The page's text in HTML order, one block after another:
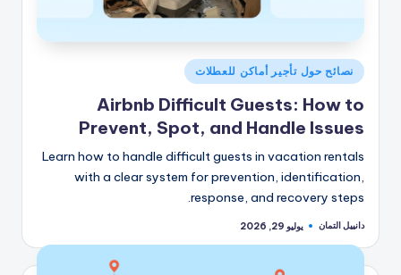
نُشر
في
نصائح حول تأجير أماكن للعطلات
Airbnb Difficult Guests: How to
Prevent, Spot, and Handle Issues
Learn how to handle difficult guests in vacation rentals
with a clear system for prevention, identification,
response, and recovery steps.
تمّ
بواسطة
دانييل التمان يوليو 29, 2026